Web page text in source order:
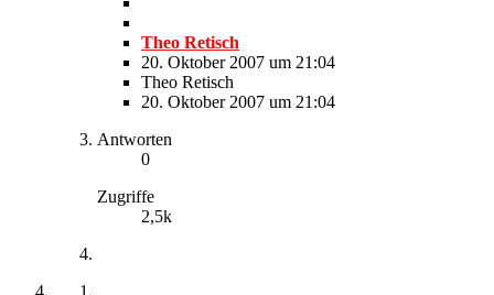
Theo Retisch
20. Oktober 2007 um 21:04
Theo Retisch
20. Oktober 2007 um 21:04
Antworten
0
Zugriffe
2,5k